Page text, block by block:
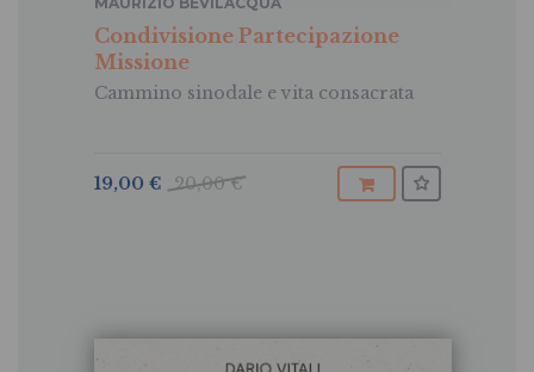
Condivisione Partecipazione
Missione
Cammino sinodale e vita consacrata
20,00 €
19,00 €